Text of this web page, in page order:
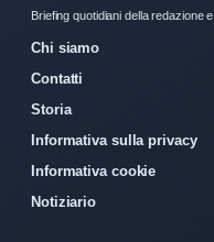
Briefing quotidiani della
Chi siamo
Contatti
Storia
Informativa sulla privacy
Informativa cookie
Notiziario